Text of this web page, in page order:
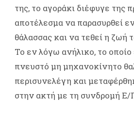
της, το αγοράκι διέφυγε της
αποτέλεσμα να παρασυρθεί
θάλασσας και να τεθεί η ζωή
Το εν λόγω ανήλικο, το
πνευστό μη μηχανοκίνητο
περισυνελέγη και
στην ακτή με τη συνδρομή